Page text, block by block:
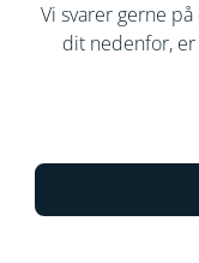
Vi svarer gerne
dit nedenfor,